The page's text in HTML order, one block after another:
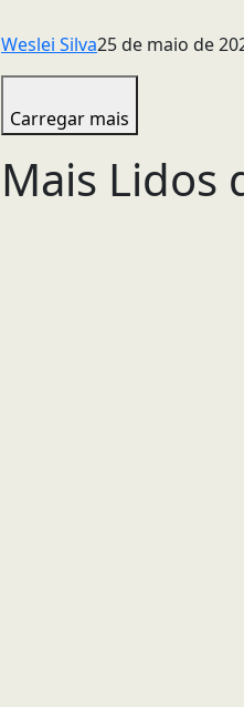
Weslei Silva25 de maio de
Carregar mais
Mais Lidos